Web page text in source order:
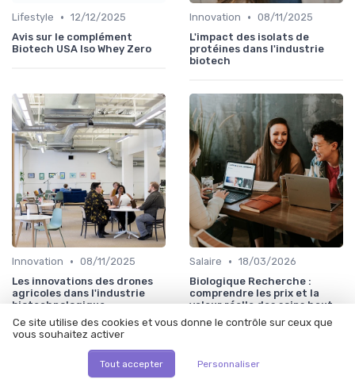
Lifestyle • 12/12/2025
Avis sur le complément
Biotech USA Iso Whey Zero
Innovation • 08/11/2025
L'impact des isolats de
protéines dans l'industrie
biotech
Innovation • 08/11/2025
Les innovations des drones
agricoles dans l'industrie
biotechnologique
Salaire • 18/03/2026
Biologique Recherche :
comprendre les prix et la
valeur réelle des soins haut
de gamme
Ce site utilise des cookies et vous donne le contrôle sur ceux que
vous souhaitez activer
Tout accepter Personnaliser